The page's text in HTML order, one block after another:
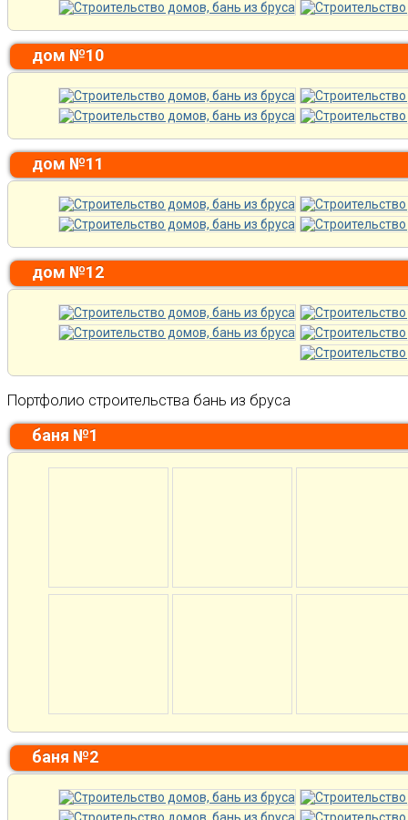
дом №10
дом №11
дом №12
Портфолио строительства бань из бруса
баня №1
баня №2